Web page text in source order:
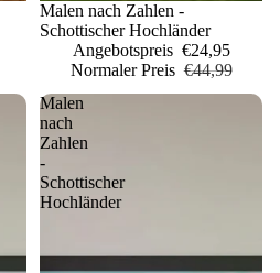
Sale
Malen nach Zahlen -
Schottischer Hochländer
Angebotspreis €24,95
Normaler Preis €44,99
Malen
nach
Zahlen
-
Schottischer
Hochländer